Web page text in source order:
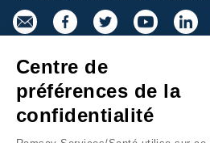
Inscrivez-vous à la newsletter
Centre de
préférences de la
confidentialité